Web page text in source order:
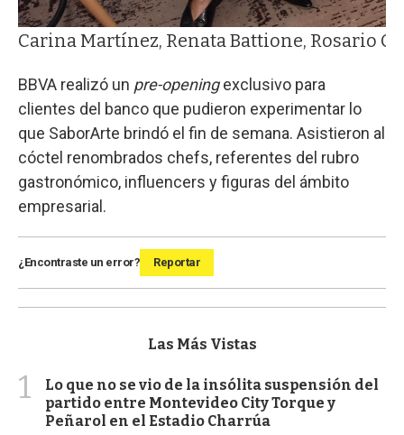
Carina Martínez, Renata Battione, Rosario
BBVA realizó un pre-openingexclusivo para
clientes del banco que pudieron experimentar lo
que SaborArte brindó el fin de semana. Asistieron al
cóctel renombrados chefs, referentes del rubro
gastronómico, influencers y figuras del ámbito
empresarial.
¿Encontraste un error? Reportar
Las Más Vistas
1
Lo que no se vio de la insólita suspensión del
partido entre Montevideo City Torque y
Peñarol en el Estadio Charrúa